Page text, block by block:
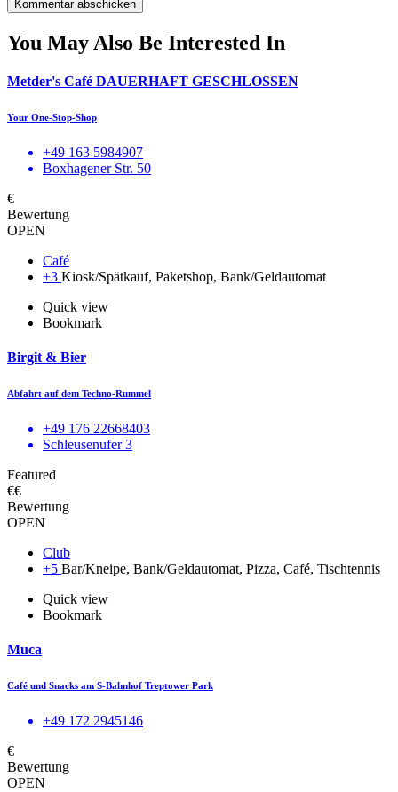
You May Also Be Interested In
Metder's Café DAUERHAFT GESCHLOSSEN
Your One-Stop-Shop
+49 163 5984907
Boxhagener Str. 50
€
Bewertung
OPEN
Café
+3 Kiosk/Spätkauf, Paketshop, Bank/Geldautomat
Quick view
Bookmark
Birgit & Bier
Abfahrt auf dem Techno-Rummel
+49 176 22668403
Schleusenufer 3
Featured
€€
Bewertung
OPEN
Club
+5 Bar/Kneipe, Bank/Geldautomat, Pizza, Café, Tischtennis
Quick view
Bookmark
Muca
Café und Snacks am S-Bahnhof Treptower Park
+49 172 2945146
€
Bewertung
OPEN